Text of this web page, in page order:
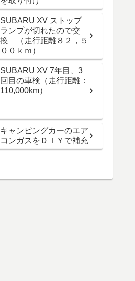
SUBARU XV ストップ
ランプが切れたので交
換 （走行距離８２，５
００ｋｍ）
SUBARU XV 7年目、3
回目の車検（走行距離：
110,000km）
キャンピングカーのエア
コンガスをＤＩＹで補充